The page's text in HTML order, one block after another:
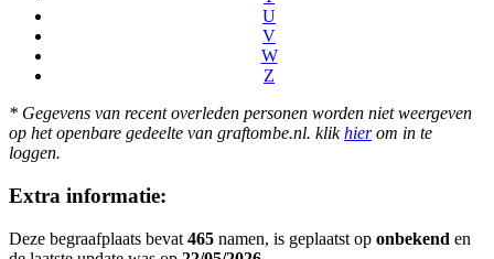
U
V
W
Z
* Gegevens van recent overleden personen worden niet weergeven
op het openbare gedeelte van graftombe.nl. klikhierom in te
loggen.
Extra informatie:
Deze begraafplaats bevat 465 namen, is geplaatst op onbekend en